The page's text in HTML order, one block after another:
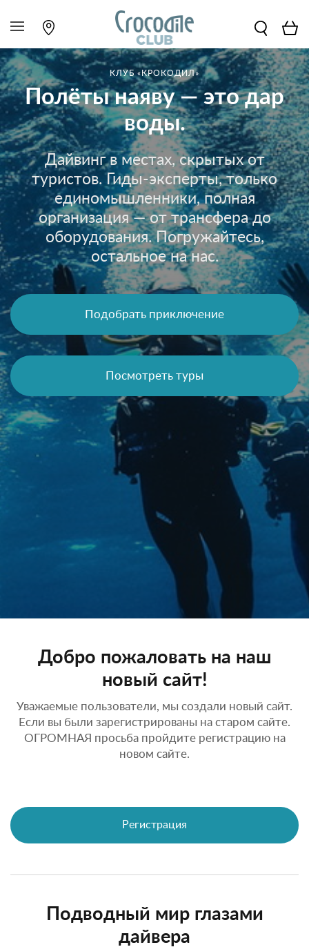
КЛУБ «КРОКОДИЛ»
Полёты наяву — это дар
воды.
Дайвинг в местах, скрытых от
туристов. Гиды-эксперты, только
единомышленники, полная
организация — от трансфера до
оборудования. Погружайтесь,
остальное на нас.
Подобрать приключение
Посмотреть туры
Добро пожаловать на наш
новый сайт!
Уважаемые пользователи, мы создали новый сайт.
Если вы были зарегистрированы на старом сайте.
ОГРОМНАЯ просьба пройдите регистрацию на
новом сайте.
Регистрация
Подводный мир глазами
дайвера